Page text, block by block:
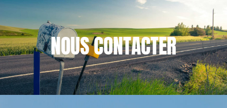
NOUSCONTACTER